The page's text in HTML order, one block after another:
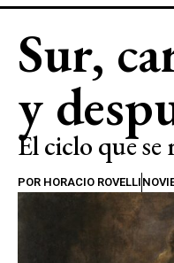
Sur,
y
El ciclo que se
POR HORACIO ROVELLI